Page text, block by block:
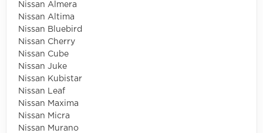
Nissan Almera
Nissan Altima
Nissan Bluebird
Nissan Cherry
Nissan Cube
Nissan Juke
Nissan Kubistar
Nissan Leaf
Nissan Maxima
Nissan Micra
Nissan Murano